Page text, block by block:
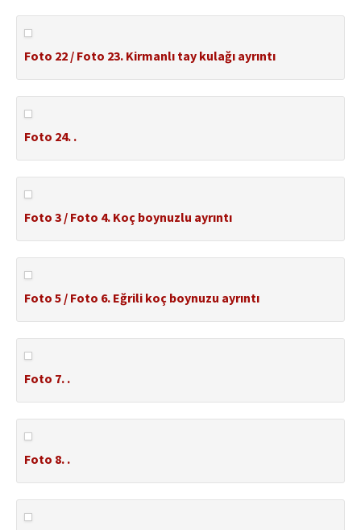
Foto 22 / Foto 23. Kirmanlı tay kulağı ayrıntı
Foto 24. .
Foto 3 / Foto 4. Koç boynuzlu ayrıntı
Foto 5 / Foto 6. Eğrili koç boynuzu ayrıntı
Foto 7. .
Foto 8. .